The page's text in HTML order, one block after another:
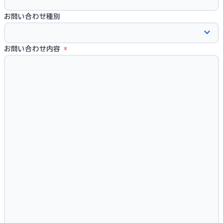
お問い合わせ種別
お問い合わせ内容